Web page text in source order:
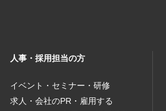
人事・採用担当の方
イベント・セミナー・研修
求人・会社のPR・雇用する